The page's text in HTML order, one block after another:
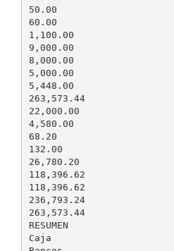
50.00
60.00
1,100.00
9,000.00
8,000.00
5,000.00
5,448.00
263,573.44
22,000.00
4,580.00
68.20
132.00
26,780.20
118,396.62
118,396.62
236,793.24
263,573.44
RESUMEN
Caja